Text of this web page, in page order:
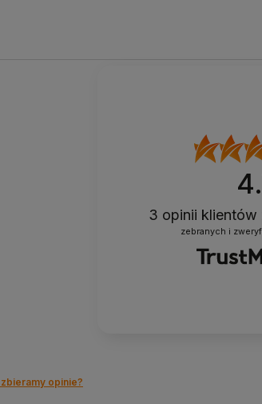
3 opinii klientów
zebranych i
opinie?